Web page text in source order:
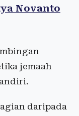
Novanto
jemaah
daripada